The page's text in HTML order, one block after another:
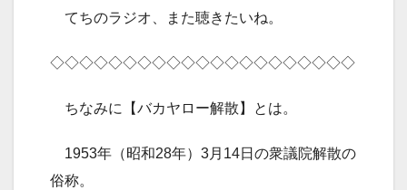
てちのラジオ、また聴きたいね。
◇◇◇◇◇◇◇◇◇◇◇◇◇◇◇◇◇◇◇◇◇
ちなみに【バカヤロー解散】とは。
1953年（昭和28年）3月14日の衆議院解散の
俗称。